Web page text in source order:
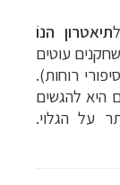
תיאטרון הנוֹ
עוטים
רוחות).
היא להגשים
על הגלוי.